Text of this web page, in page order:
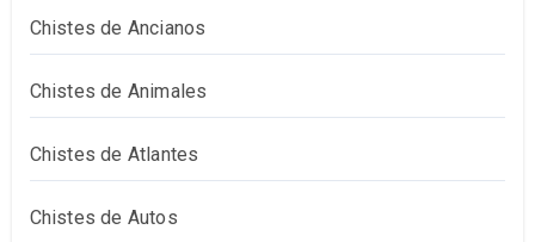
Chistes de Ancianos
Chistes de Animales
Chistes de Atlantes
Chistes de Autos